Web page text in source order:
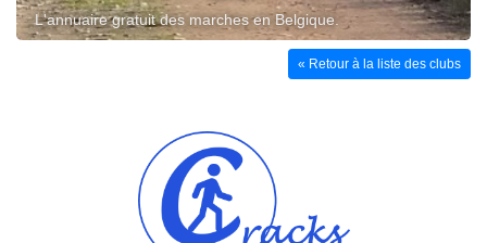
L'annuaire gratuit des marches en Belgique.
« Retour à la liste des clubs